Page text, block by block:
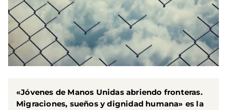
«Jóvenes de Manos Unidas abriendo fronteras.
Migraciones, sueños y dignidad humana» es la